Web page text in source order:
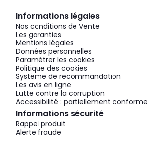
Informations légales
Nos conditions de Vente
Les garanties
Mentions légales
Données personnelles
Paramétrer les cookies
Politique des cookies
Système de recommandation
Les avis en ligne
Lutte contre la corruption
Accessibilité : partiellement conforme
Informations sécurité
Rappel produit
Alerte fraude